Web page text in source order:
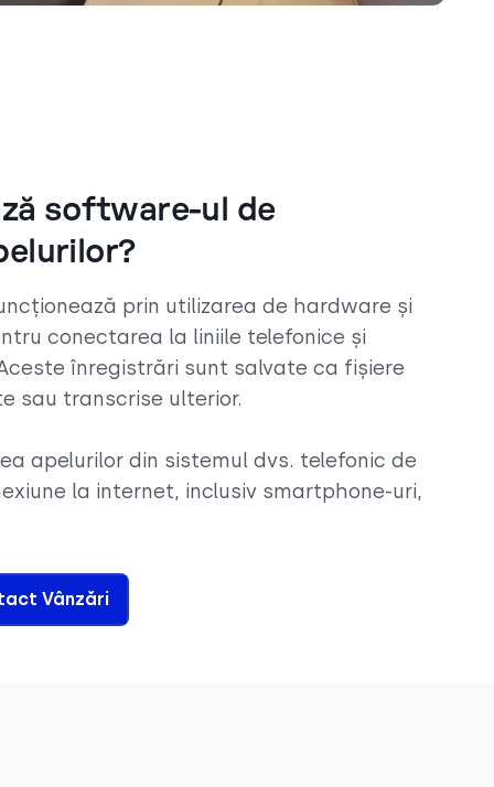
software-ul de
prin utilizarea de hardware și
conectarea la liniile telefonice și
înregistrări sunt salvate ca fișiere
sau transcrise ulterior.
apelurilor din sistemul dvs. telefonic de
la internet, inclusiv smartphone-uri,
Vânzări